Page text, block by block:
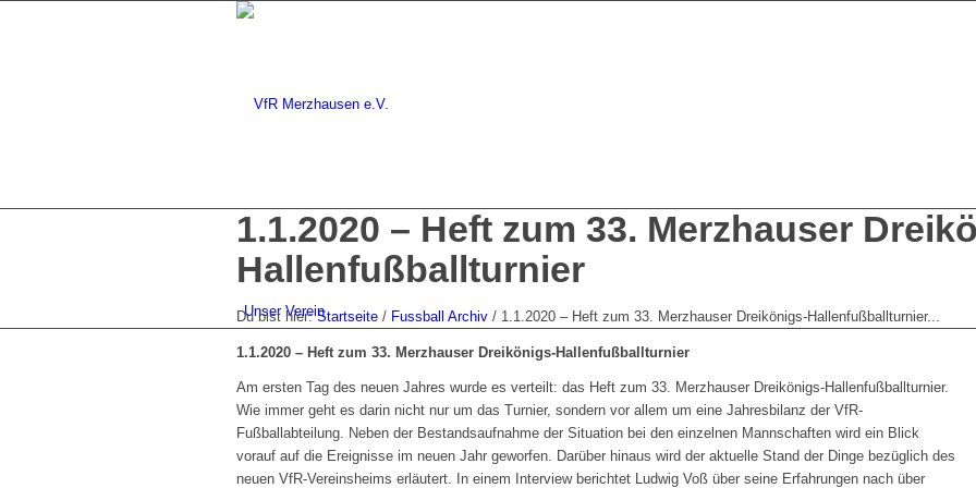
Unser Verein
1.1.2020 – Heft zum 33. Merzhauser
Hallenfußballturnier
Du bist hier: Startseite / Fussball Archiv / 1.1.2020 – Heft zum 33. Merzhauser Dreikönigs-Hallenfußballturnier...
1.1.2020 – Heft zum 33. Merzhauser Dreikönigs-Hallenfußballturnier
Am ersten Tag des neuen Jahres wurde es verteilt: das Heft zum 33. Merzhauser Dreikönigs-Hallenfußballturnier.
Wie immer geht es darin nicht nur um das Turnier, sondern vor allem um eine Jahresbilanz der VfR-
Fußballabteilung. Neben der Bestandsaufnahme der Situation bei den einzelnen Mannschaften wird ein Blick
vorauf auf die Ereignisse im neuen Jahr geworfen. Darüber hinaus wird der aktuelle Stand der Dinge bezüglich des
neuen VfR-Vereinsheims erläutert. In einem Interview berichtet Ludwig Voß über seine Erfahrungen nach über